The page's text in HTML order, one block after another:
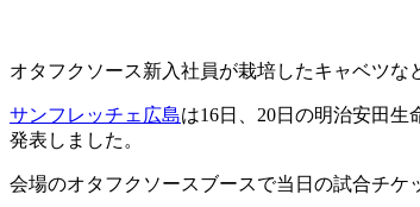
オタフクソース新入社員が栽培したキャベツな
サンフレッチェ広島は16日、20日の明治安田生
発表しました。
会場のオタフクソースブースで当日の試合チケ